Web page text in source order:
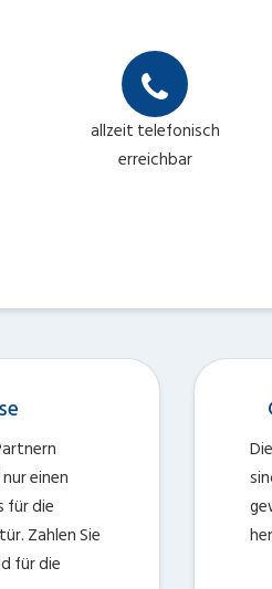
allzeit telefonisch
erreichbar
einen
für die
Zahlen Sie
für die